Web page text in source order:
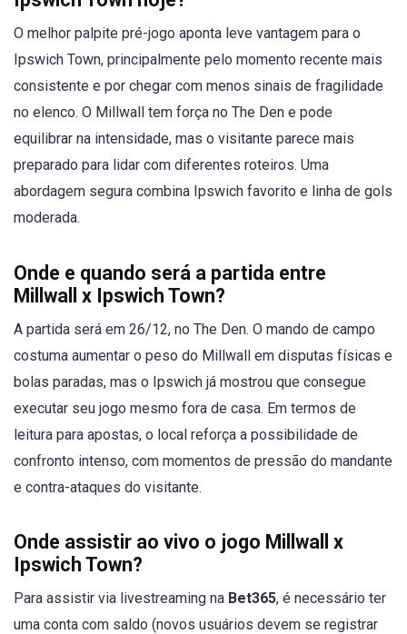
O melhor palpite pré-jogo aponta leve vantagem para o
Ipswich Town, principalmente pelo momento recente mais
consistente e por chegar com menos sinais de fragilidade
no elenco. O Millwall tem força no The Den e pode
equilibrar na intensidade, mas o visitante parece mais
preparado para lidar com diferentes roteiros. Uma
abordagem segura combina Ipswich favorito e linha de gols
moderada.
Onde e quando será a partida entre
Millwall x Ipswich Town?
A partida será em 26/12, no The Den. O mando de campo
costuma aumentar o peso do Millwall em disputas físicas e
bolas paradas, mas o Ipswich já mostrou que consegue
executar seu jogo mesmo fora de casa. Em termos de
leitura para apostas, o local reforça a possibilidade de
confronto intenso, com momentos de pressão do mandante
e contra-ataques do visitante.
Onde assistir ao vivo o jogo Millwall x
Ipswich Town?
Para assistir via livestreaming na Bet365, é necessário ter
uma conta com saldo (novos usuários devem se registrar